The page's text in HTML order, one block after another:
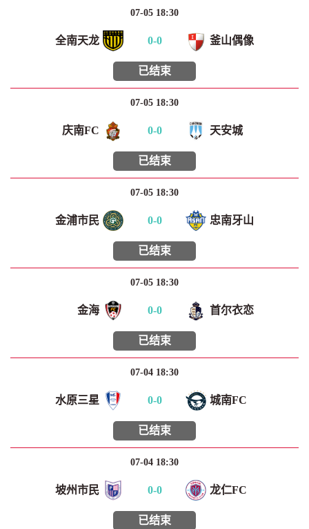
07-05 18:30
全南天龙 0-0 釜山偶像
已结束
07-05 18:30
庆南FC 0-0 天安城
已结束
07-05 18:30
金浦市民 0-0 忠南牙山
已结束
07-05 18:30
金海 0-0 首尔衣恋
已结束
07-04 18:30
水原三星 0-0 城南FC
已结束
07-04 18:30
坡州市民 0-0 龙仁FC
已结束